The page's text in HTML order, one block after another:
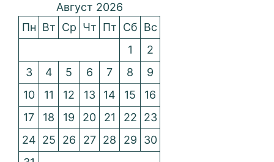
Август 2026
Пн Вт Ср Чт Пт Сб Вс
1
2
3
4 5 6 7 8
9
10
11 12 13 14 15
16
17
18 19 20 21 22
23
24 25 26 27 28 29
30